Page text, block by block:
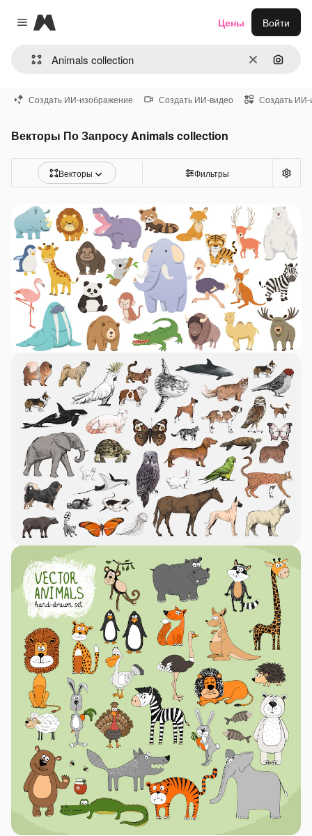
Close menu
Magnific
ОчиститьПоиск
Цены Войти
Создать ИИ-изображение Создать ИИ-видео Создать ИИ-
Векторы По Запросу Animals collection
Векторы Фильтры